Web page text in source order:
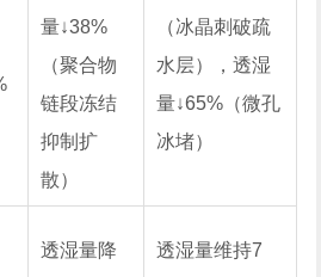
量↓38%
（聚合物
链段冻结
抑制扩
散）
（冰晶刺破疏
水层），透湿
量↓65%（微孔
冰堵）
透湿量降
透湿量维持7